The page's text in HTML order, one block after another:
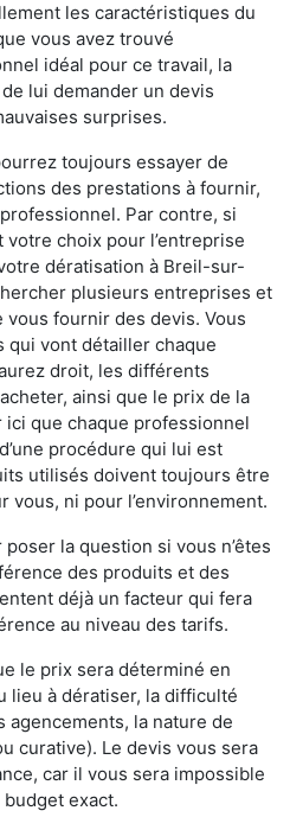
les caractéristiques du
vous avez trouvé
idéal pour ce travail, la
lui demander un devis
surprises.
toujours essayer de
des prestations à fournir,
Par contre, si
votre choix pour l’entreprise
dératisation à Breil-sur-
plusieurs entreprises et
fournir des devis. Vous
qui vont détailler chaque
droit, les différents
ainsi que le prix de la
ici que chaque professionnel
procédure qui lui est
utilisés doivent toujours être
vous, ni pour l’environnement.
la question si vous n’êtes
des produits et des
déjà un facteur qui fera
au niveau des tarifs.
le prix sera déterminé en
lieu à dératiser, la difficulté
agencements, la nature de
curative). Le devis vous sera
car il vous sera impossible
exact.